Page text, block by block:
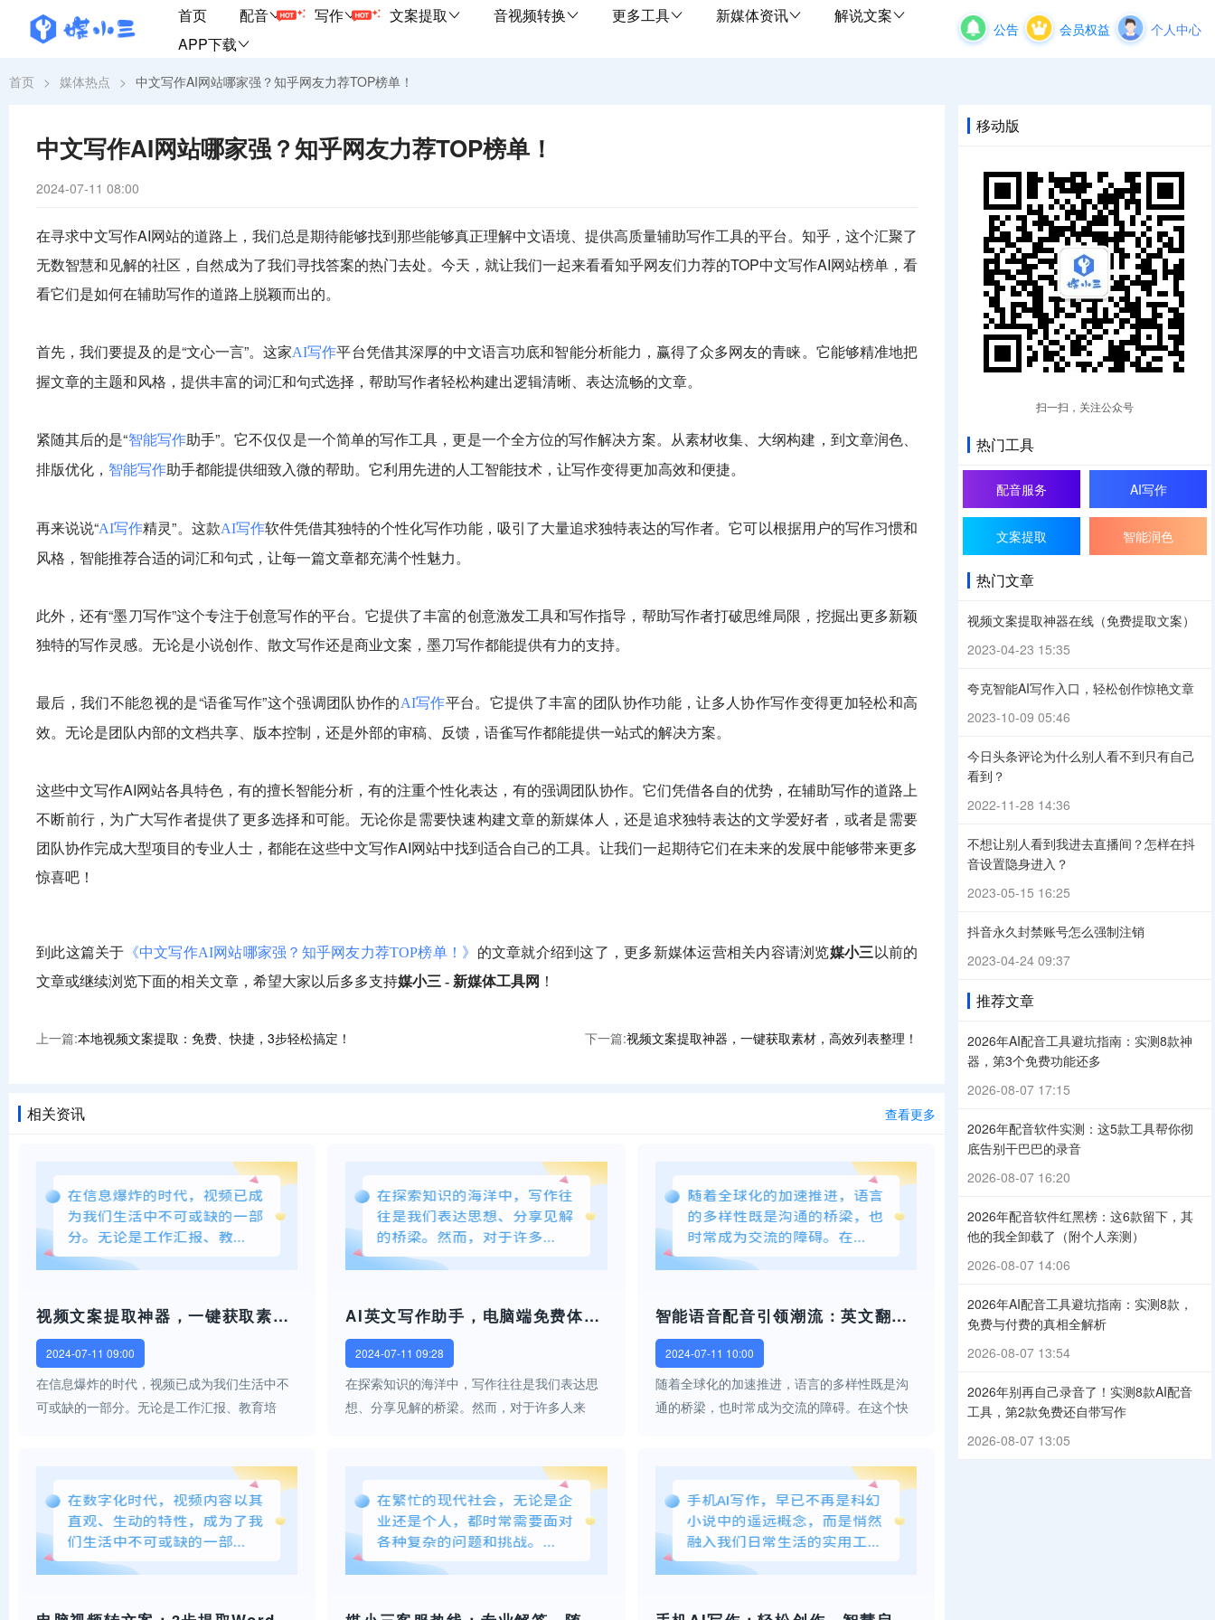
首页 配音 写作 文案提取 音视频转换 更多工具 新媒体资讯
解说文案
APP下载
公告 会员权益 个人中心
首页 > 媒体热点 > 中文写作AI网站哪家强？知乎网友力荐TOP榜单！
中文写作AI网站哪家强？知乎网友力荐TOP榜单！
2024-07-11 08:00
在寻求中文写作AI网站的道路上，我们总是期待能够找到那些能够真正理解中文语境、提供高质量辅助写作工具的平台。知乎，这个汇聚了
无数智慧和见解的社区，自然成为了我们寻找答案的热门去处。今天，就让我们一起来看看知乎网友们力荐的TOP中文写作AI网站榜单，看
看它们是如何在辅助写作的道路上脱颖而出的。
首先，我们要提及的是“文心一言”。这家AI写作平台凭借其深厚的中文语言功底和智能分析能力，赢得了众多网友的青睐。它能够精准地把
握文章的主题和风格，提供丰富的词汇和句式选择，帮助写作者轻松构建出逻辑清晰、表达流畅的文章。
紧随其后的是“智能写作助手”。它不仅仅是一个简单的写作工具，更是一个全方位的写作解决方案。从素材收集、大纲构建，到文章润色、
排版优化， 智能写作助手都能提供细致入微的帮助。它利用先进的人工智能技术，让写作变得更加高效和便捷。
再来说说“AI写作精灵”。这款AI写作软件凭借其独特的个性化写作功能，吸引了大量追求独特表达的写作者。它可以根据用户的写作习惯和
风格，智能推荐合适的词汇和句式，让每一篇文章都充满个性魅力。
此外，还有“墨刀写作”这个专注于创意写作的平台。它提供了丰富的创意激发工具和写作指导，帮助写作者打破思维局限，挖掘出更多新颖
独特的写作灵感。无论是小说创作、散文写作还是商业文案，墨刀写作都能提供有力的支持。
最后，我们不能忽视的是“语雀写作”这个强调团队协作的AI写作平台。它提供了丰富的团队协作功能，让多人协作写作变得更加轻松和高
效。无论是团队内部的文档共享、版本控制，还是外部的审稿、反馈，语雀写作都能提供一站式的解决方案。
这些中文写作AI网站各具特色，有的擅长智能分析，有的注重个性化表达，有的强调团队协作。它们凭借各自的优势，在辅助写作的道路上
不断前行，为广大写作者提供了更多选择和可能。无论你是需要快速构建文章的新媒体人，还是追求独特表达的文学爱好者，或者是需要
团队协作完成大型项目的专业人士，都能在这些中文写作AI网站中找到适合自己的工具。让我们一起期待它们在未来的发展中能够带来更多
惊喜吧！
到此这篇关于 《中文写作AI网站哪家强？知乎网友力荐TOP榜单！》 的文章就介绍到这了，更多新媒体运营相关内容请浏览媒小三 以前的
文章或继续浏览下面的相关文章，希望大家以后多多支持媒小三 - 新媒体工具网 ！
上一篇:本地视频文案提取：免费、快捷，3步轻松搞定！ 下一篇:视频文案提取神器，一键获取素材，高效列表整理！
相关资讯 查看更多
视频文案提取神器，一键获取素材，高效列表整理！
2024-07-11 09:00
在信息爆炸的时代，视频已成为我们生活中不
可或缺的一部分。无论是工作汇报、教育培
量的视频资源，如何高效、准确地提取其中的
关...
AI英文写作助手，电脑端免费体验，轻松提升写作能力！
2024-07-11 09:28
在探索知识的海洋中，写作往往是我们表达思
想、分享见解的桥梁。然而，对于许多人来
随着科技的进步，一款名为“AI英文写作助手...
智能语音配音引领潮流：英文翻译新选择，打破语言壁垒！
2024-07-11 10:00
随着全球化的加速推进，语言的多样性既是沟
通的桥梁，也时常成为交流的障碍。在这个快
的方式打破语言壁垒，引领着跨语言交流的
潮...
移动版
扫一扫，关注公众号
热门工具
配音服务 AI写作
文案提取 智能润色
热门文章
视频文案提取神器在线（免费提取文案）
2023-04-23 15:35
夸克智能AI写作入口，轻松创作惊艳文章
2023-10-09 05:46
今日头条评论为什么别人看不到只有自己
看到？
2022-11-28 14:36
不想让别人看到我进去直播间？怎样在抖
音设置隐身进入？
2023-05-15 16:25
抖音永久封禁账号怎么强制注销
2023-04-24 09:37
推荐文章
2026年AI配音工具避坑指南：实测8款神
器，第3个免费功能还多
2026-08-07 17:15
2026年配音软件实测：这5款工具帮你彻
底告别干巴巴的录音
2026-08-07 16:20
2026年配音软件红黑榜：这6款留下，其
他的我全卸载了（附个人亲测）
2026-08-07 14:06
2026年AI配音工具避坑指南：实测8款，
免费与付费的真相全解析
2026-08-07 13:54
2026年别再自己录音了！实测8款AI配音
工具，第2款免费还自带写作
2026-08-07 13:05